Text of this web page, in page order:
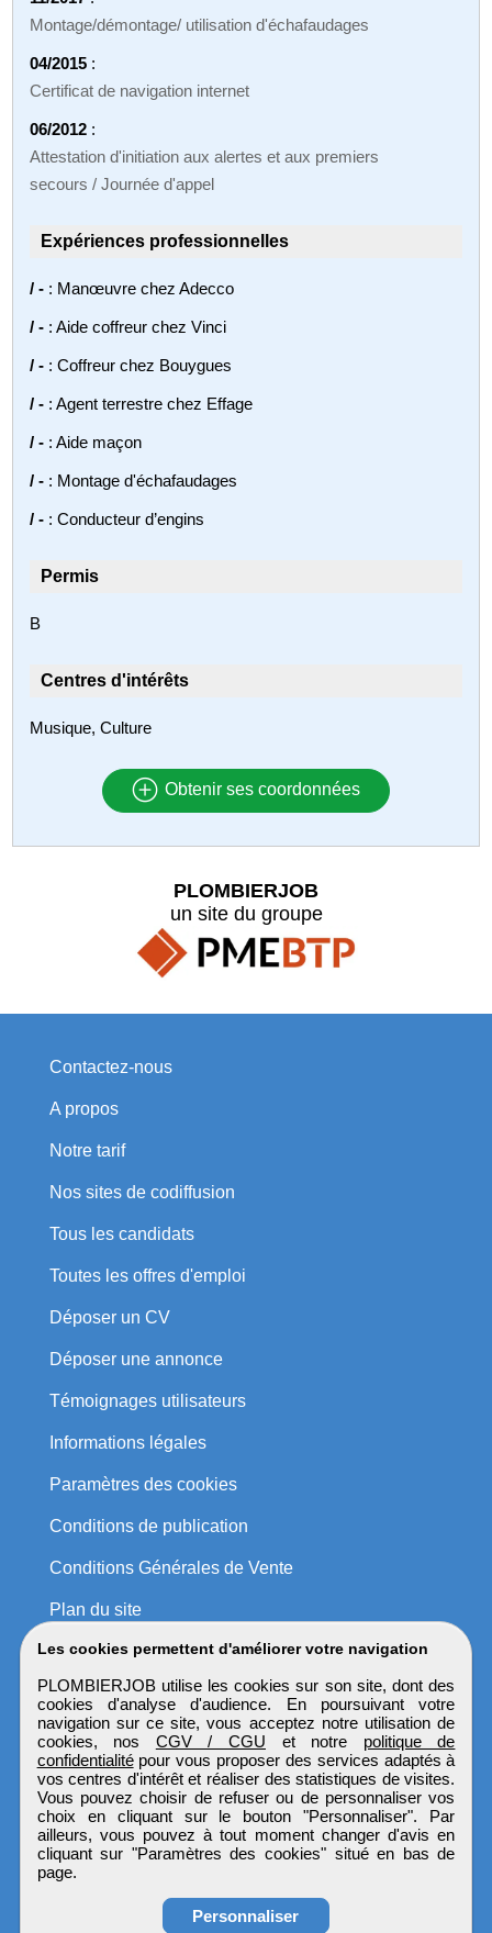
Montage/démontage/ utilisation d'échafaudages
04/2015 :
Certificat de navigation internet
06/2012 :
Attestation d'initiation aux alertes et aux premiers
secours / Journée d'appel
Expériences professionnelles
/ - : Manœuvre chez Adecco
/ - : Aide coffreur chez Vinci
/ - : Coffreur chez Bouygues
/ - : Agent terrestre chez Effage
/ - : Aide maçon
/ - : Montage d'échafaudages
/ - : Conducteur d’engins
Permis
B
Centres d'intérêts
Musique, Culture
Obtenir ses coordonnées
Les cookies permettent d'améliorer votre navigation
PLOMBIERJOB utilise les cookies sur son site, dont des
cookies d'analyse d'audience. En poursuivant votre
navigation sur ce site, vous acceptez notre utilisation de
cookies, nos CGV / CGU et notre politique de
confidentialitépour vous proposer des services adaptés à
vos centres d'intérêt et réaliser des statistiques de visites.
Vous pouvez choisir de refuser ou de personnaliser vos
choix en cliquant sur le bouton "Personnaliser". Par
ailleurs, vous pouvez à tout moment changer d'avis en
cliquant sur "Paramètres des cookies" situé en bas de
page.
Personnaliser
PLOMBIERJOB
un site du groupe
Contactez-nous
A propos
Notre tarif
Nos sites de codiffusion
Tous les candidats
Toutes les offres d'emploi
Déposer un CV
Déposer une annonce
Témoignages utilisateurs
Informations légales
Paramètres des cookies
Conditions de publication
Conditions Générales de Vente
Plan du site